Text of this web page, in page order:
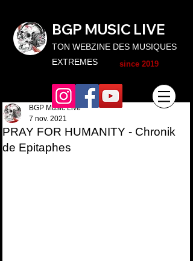
TON WEBZINE DES MUSIQUES
EXTREMES
BGP MUSIC LIVE
since 2019
PRAY FOR HUMANITY - Chronik
de Epitaphes
BGP Music Live
7 nov. 2021